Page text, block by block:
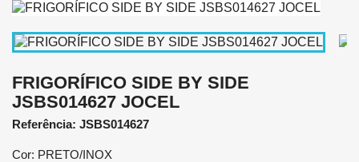
FRIGORÍFICO SIDE BY SIDE
JSBS014627 JOCEL
Referência: JSBS014627
Cor: PRETO/INOX